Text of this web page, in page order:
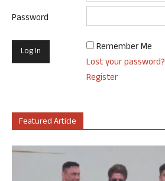
Password
Remember Me
Lost your password?
Register
Featured Article